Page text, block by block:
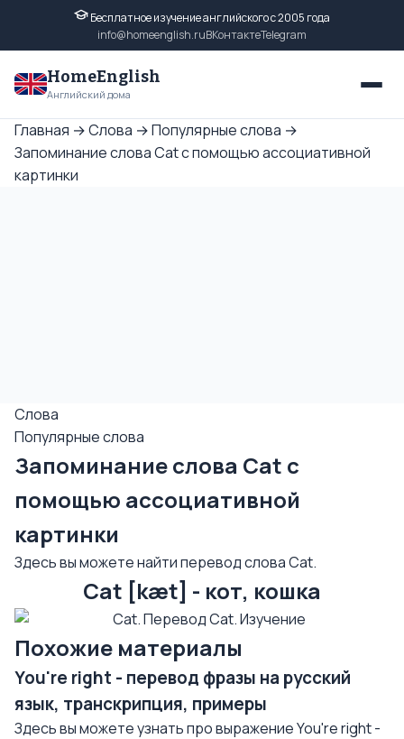
Бесплатное изучение английского с 2005 года
info@homeenglish.ruВКонтактеTelegram
HomeEnglish
Английский дома
Главная →Слова →Популярные слова →
Запоминание слова Cat с помощью ассоциативной
картинки
Слова
Популярные слова
Запоминание слова Cat с
помощью ассоциативной
картинки
Здесь вы можете найти перевод слова Cat.
Cat [kæt] - кот, кошка
Похожие материалы
You're right - перевод фразы на русский
язык, транскрипция, примеры
Здесь вы можете узнать про выражение You're right -